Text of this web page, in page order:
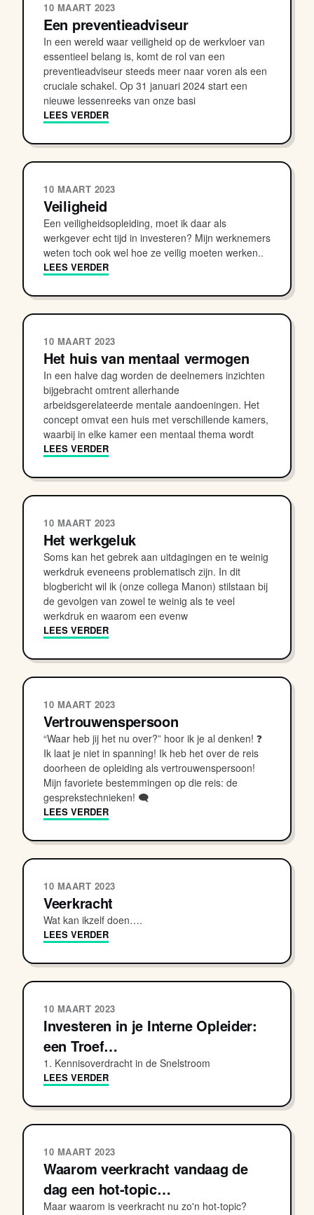
10 MAART 2023
Een preventieadviseur
In een wereld waar veiligheid op de werkvloer van
essentieel belang is, komt de rol van een
preventieadviseur steeds meer naar voren als een
cruciale schakel. Op 31 januari 2024 start een
nieuwe lessenreeks van onze basi
LEES VERDER
10 MAART 2023
Veiligheid
Een veiligheidsopleiding, moet ik daar als
werkgever echt tijd in investeren? Mijn werknemers
weten toch ook wel hoe ze veilig moeten werken..
LEES VERDER
10 MAART 2023
Het huis van mentaal vermogen
In een halve dag worden de deelnemers inzichten
bijgebracht omtrent allerhande
arbeidsgerelateerde mentale aandoeningen. Het
concept omvat een huis met verschillende kamers,
waarbij in elke kamer een mentaal thema wordt
LEES VERDER
10 MAART 2023
Het werkgeluk
Soms kan het gebrek aan uitdagingen en te weinig
werkdruk eveneens problematisch zijn. In dit
blogbericht wil ik (onze collega Manon) stilstaan bij
de gevolgen van zowel te weinig als te veel
werkdruk en waarom een evenw
LEES VERDER
10 MAART 2023
Vertrouwenspersoon
“Waar heb jij het nu over?” hoor ik je al denken! ❓
Ik laat je niet in spanning! Ik heb het over de reis
doorheen de opleiding als vertrouwenspersoon!
Mijn favoriete bestemmingen op die reis: de
gesprekstechnieken! 🗨
LEES VERDER
10 MAART 2023
Veerkracht
Wat kan ikzelf doen….
LEES VERDER
10 MAART 2023
Investeren in je Interne Opleider:
een Troef…
1. Kennisoverdracht in de Snelstroom
LEES VERDER
10 MAART 2023
Waarom veerkracht vandaag de
dag een hot-topic…
Maar waarom is veerkracht nu zo'n hot-topic?